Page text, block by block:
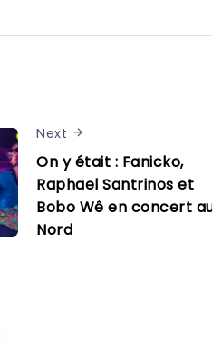
Next
On y était : Fanicko,
Raphael Santrinos et
Bobo Wê en concert
Nord